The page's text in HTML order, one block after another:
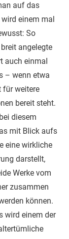
auf das
wird einem mal
So
angelegte
auch einmal
– wenn etwa
für weitere
bereit steht.
diesem
mit Blick aufs
eine wirkliche
darstellt,
Werke vom
zusammen
können.
wird einem der